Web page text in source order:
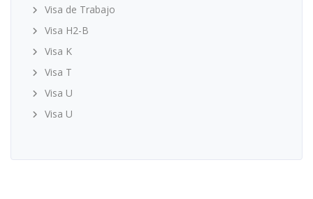
Visa de Trabajo
Visa H2-B
Visa K
Visa T
Visa U
Visa U